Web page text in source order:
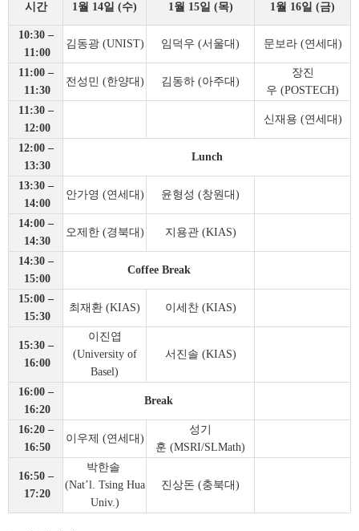
시간 1월 14일 (수) 1월 15일 (목) 1월 16일 (금)
10:30 –
11:00
김동광 (UNIST) 임덕우 (서울대 ) 문보라 (연세대 )
11:00 –
11:30
전성민 (한양대 ) 김동하 (아주대 )
장진
우 (POSTECH)
11:30 –
12:00
신재용 (연세대 )
12:00 –
13:30
Lunch
13:30 –
14:00
안가영 (연세대 ) 윤형성 (창원대 )
14:00 –
14:30
오제한 (경북대 ) 지용관 (KIAS)
14:30 –
15:00
Coffee Break
15:00 –
15:30
최재환 (KIAS) 이세찬 (KIAS)
15:30 –
16:00
이진엽
(University of
Basel)
서진솔 (KIAS)
16:00 –
16:20
Break
16:20 –
16:50
이우제 (연세대 )
성기
훈 (MSRI/SLMath)
16:50 –
17:20
박한솔
(Nat’l. Tsing Hua
Univ.)
진상돈 (충북대 )